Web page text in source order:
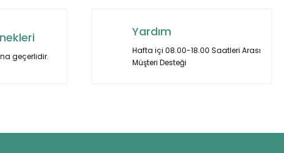
geçerlidir.
Yardım
Hafta içi 08.00-18.00 Saatleri Arası
Müşteri Desteği